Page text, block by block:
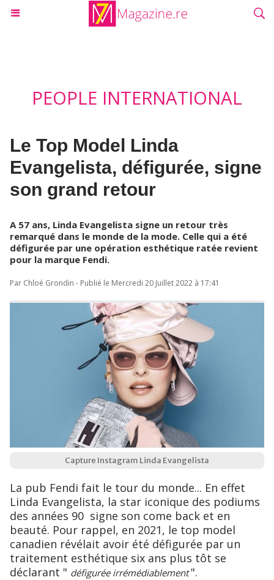
PEOPLE INTERNATIONAL
Le Top Model Linda
Evangelista, défigurée, signe
son grand retour
A 57 ans, Linda Evangelista signe un retour très
remarqué dans le monde de la mode. Celle qui a été
défigurée par une opération esthétique ratée revient
pour la marque Fendi.
Par Chloé Grondin - Publié le Mercredi 20 Juillet 2022 à 17:41
Capture Instagram Linda Evangelista
La pub Fendi fait le tour du monde... En effet
Linda Evangelista, la star iconique des podiums
des années 90 signe son come back et en
beauté. Pour rappel, en 2021, le top model
canadien révélait avoir été défigurée par un
traitement esthétique six ans plus tôt se
déclarant " défigurée irrémédiablement".